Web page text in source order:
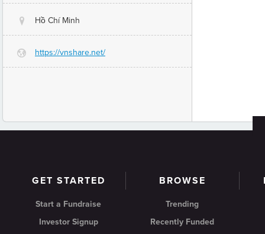
@ Hồ Chí Minh
G https://vnshare.net/
GET STARTED
Start a Fundraise
Investor Signup
BROWSE
Trending
Recently Funded